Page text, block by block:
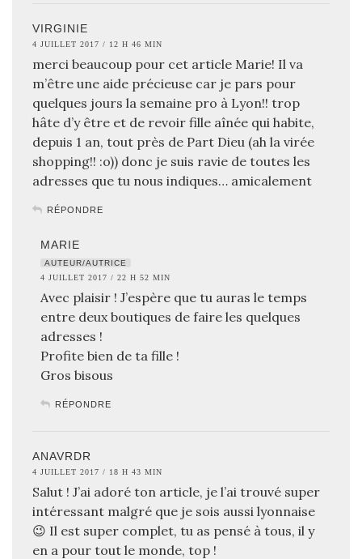
VIRGINIE
4 JUILLET 2017 / 12 H 46 MIN
merci beaucoup pour cet article Marie! Il va
m’être une aide précieuse car je pars pour
quelques jours la semaine pro à Lyon!! trop
hâte d’y être et de revoir fille aînée qui habite,
depuis 1 an, tout près de Part Dieu (ah la virée
shopping!! :o)) donc je suis ravie de toutes les
adresses que tu nous indiques… amicalement
RÉPONDRE
MARIE
AUTEUR/AUTRICE
4 JUILLET 2017 / 22 H 52 MIN
Avec plaisir ! J’espère que tu auras le temps
entre deux boutiques de faire les quelques
adresses !
Profite bien de ta fille !
Gros bisous
RÉPONDRE
ANAVRDR
4 JUILLET 2017 / 18 H 43 MIN
Salut ! J’ai adoré ton article, je l’ai trouvé super
intéressant malgré que je sois aussi lyonnaise
😉 Il est super complet, tu as pensé à tous, il y
en a pour tout le monde, top !